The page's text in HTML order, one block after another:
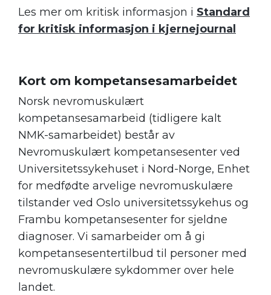
Les mer om kritisk informasjon i Standard
for kritisk informasjon i kjernejournal
Kort om kompetansesamarbeidet
Norsk nevromuskulært
kompetansesamarbeid (tidligere kalt
NMK-samarbeidet) består av
Nevromuskulært kompetansesenter ved
Universitetssykehuset i Nord-Norge, Enhet
for medfødte arvelige nevromuskulære
tilstander ved Oslo universitetssykehus og
Frambu kompetansesenter for sjeldne
diagnoser. Vi samarbeider om å gi
kompetansesentertilbud til personer med
nevromuskulære sykdommer over hele
landet.